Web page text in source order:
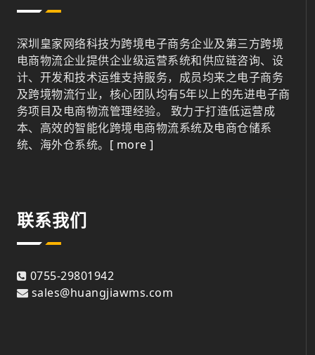
深圳皇家网络科技为跨境电子商务企业及第三方跨境
电商物流企业提供企业级运营系统和供应链咨询、设
计、开发和技术运维支持服务，成员均来之电子商务
及跨境物流行业，核心团队均有5年以上的先进电子商
务项目及电商物流管理经验。 致力于打造低运营成
本、高效的智能化跨境电商物流系统及电商仓储系
统、海外仓系统。 [ more ]
联系我们
0755-29801942
sales@huangjiawms.com